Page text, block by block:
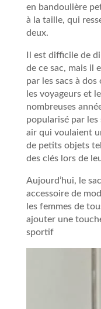
en bandoulière
à la taille, qui
deux.
Il est difficile de
de ce sac, mais il
par les sacs à
les voyageurs et
nombreuses
popularisé par
air qui voulaient
de petits objets
des clés lors de
Aujourd’hui, le
accessoire de
les femmes de
ajouter une
sportif